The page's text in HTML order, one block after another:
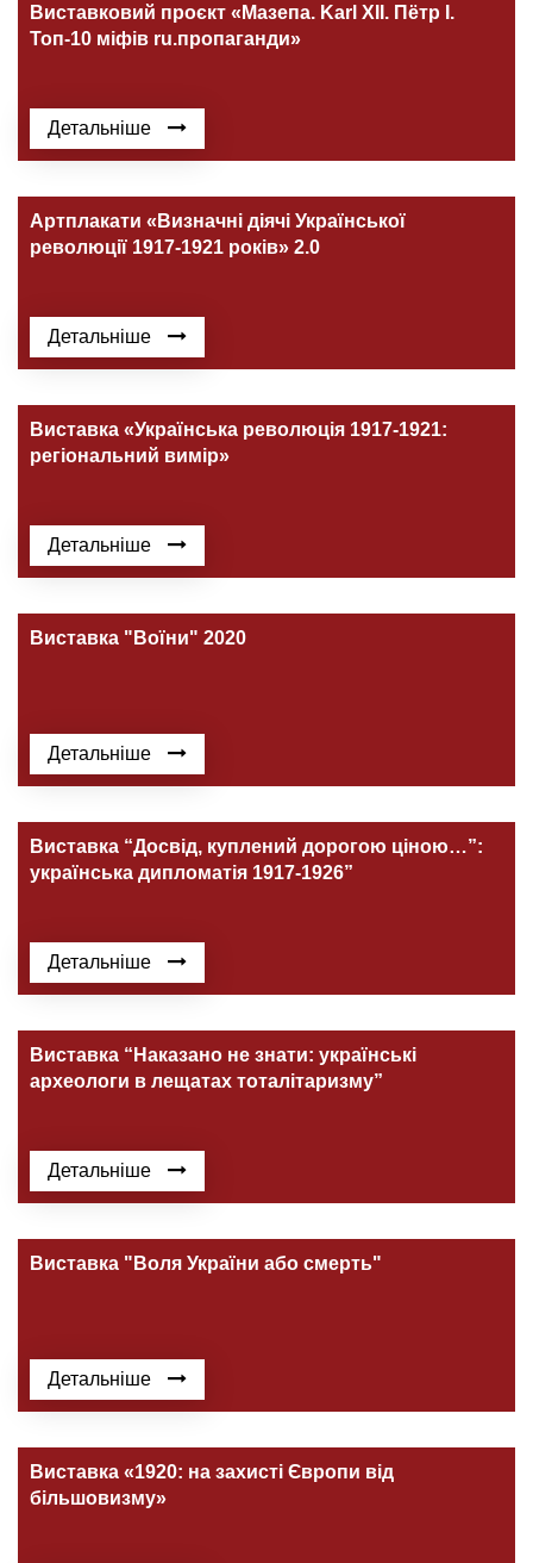
Виставковий проєкт «Мазепа. Karl ХІІ. Пётр І.
Топ-10 міфів ru.пропаганди»
Детальніше
Артплакати «Визначні діячі Української
революції 1917-1921 років» 2.0
Детальніше
Виставка «Українська революція 1917-1921:
регіональний вимір»
Детальніше
Виставка "Воїни" 2020
Детальніше
Виставка “Досвід, куплений дорогою ціною…”:
українська дипломатія 1917-1926”
Детальніше
Виставка “Наказано не знати: українські
археологи в лещатах тоталітаризму”
Детальніше
Виставка "Воля України або смерть"
Детальніше
Виставка «1920: на захисті Європи від
більшовизму»